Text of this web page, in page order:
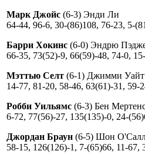
Марк Джойс (6-3) Энди Ли
64-44, 96-6, 30-(86)108, 76-23, 5-
Барри Хокинс (6-0) Эндрю
66-35, 73(52)-9, 66(59)-48, 74-0,
Мэттью Селт (6-1) Джимми Уайт
14-77, 81-20, 58-46, 63(61)-31, 59-
Робби Уильямс (6-3) Бен
6-72, 77(56)-27, 135(135)-0, 24-
Джордан Браун (6-5) Шон
58-15, 126(126)-1, 7-(65)66, 11-